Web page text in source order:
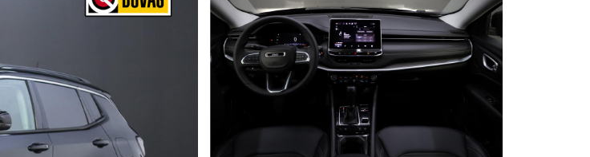
Autoverhuur
Werkplaats
Over ons
Openingstijden showroom
Ma -
Vr
9:00 - 18:00